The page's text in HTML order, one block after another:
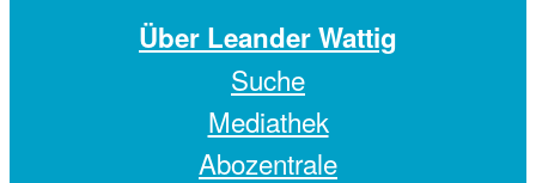
Über Leander Wattig
Suche
Mediathek
Abozentrale